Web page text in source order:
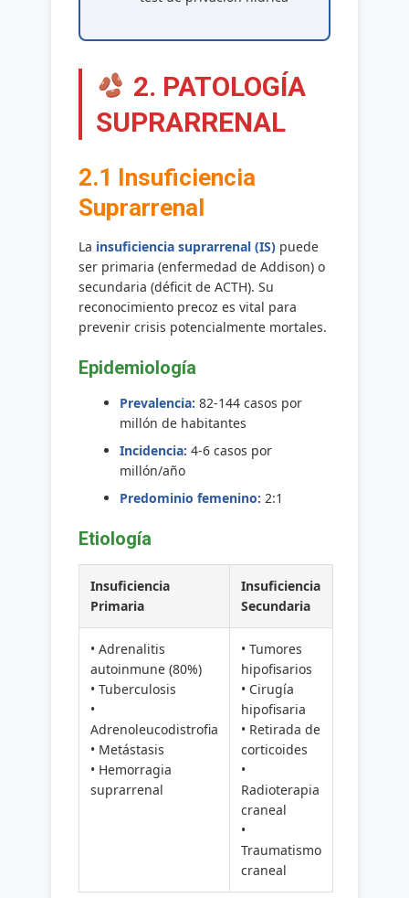
2. PATOLOGÍA
SUPRARRENAL
2.1 Insuficiencia
Suprarrenal
La insuficiencia suprarrenal (IS)puede
ser primaria (enfermedad de Addison) o
secundaria (déficit de ACTH). Su
reconocimiento precoz es vital para
prevenir crisis potencialmente mortales.
Epidemiología
Prevalencia: 82-144 casos por
millón de habitantes
Incidencia: 4-6 casos por
millón/año
Predominio femenino: 2:1
Etiología
Insuficiencia
Primaria
Insuficiencia
Secundaria
• Adrenalitis
autoinmune (80%)
• Tuberculosis
•
Adrenoleucodistrofia
• Metástasis
• Hemorragia
suprarrenal
• Tumores
hipofisarios
• Cirugía
hipofisaria
• Retirada de
corticoides
•
Radioterapia
craneal
•
Traumatismo
craneal